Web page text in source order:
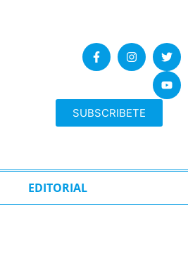
SUBSCRIBETE
EDITORIAL